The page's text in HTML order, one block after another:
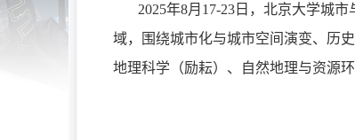
2025年8月17-23日，北京大学城
域，围绕城市化与城市空间演变、历
地理科学（励耘）、自然地理与资源